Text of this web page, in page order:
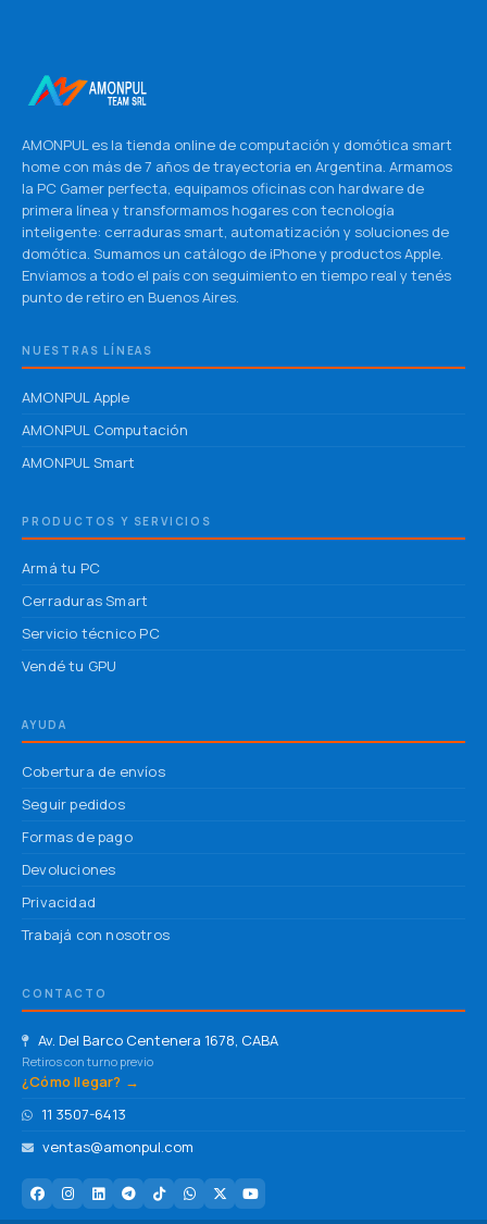
AMONPUL es la tienda online de computación y domótica smart
home con más de 7 años de trayectoria en Argentina. Armamos
la PC Gamer perfecta, equipamos oficinas con hardware de
primera línea y transformamos hogares con tecnología
inteligente: cerraduras smart, automatización y soluciones de
domótica. Sumamos un catálogo de iPhone y productos Apple.
Enviamos a todo el país con seguimiento en tiempo real y tenés
punto de retiro en Buenos Aires.
NUESTRAS LÍNEAS
AMONPUL Apple
AMONPUL Computación
AMONPUL Smart
PRODUCTOS Y SERVICIOS
Armá tu PC
Cerraduras Smart
Servicio técnico PC
Vendé tu GPU
AYUDA
Cobertura de envíos
Seguir pedidos
Formas de pago
Devoluciones
Privacidad
Trabajá con nosotros
CONTACTO
Av. Del Barco Centenera 1678, CABA
Retiros con turno previo
¿Cómo llegar? →
11 3507-6413
ventas@amonpul.com